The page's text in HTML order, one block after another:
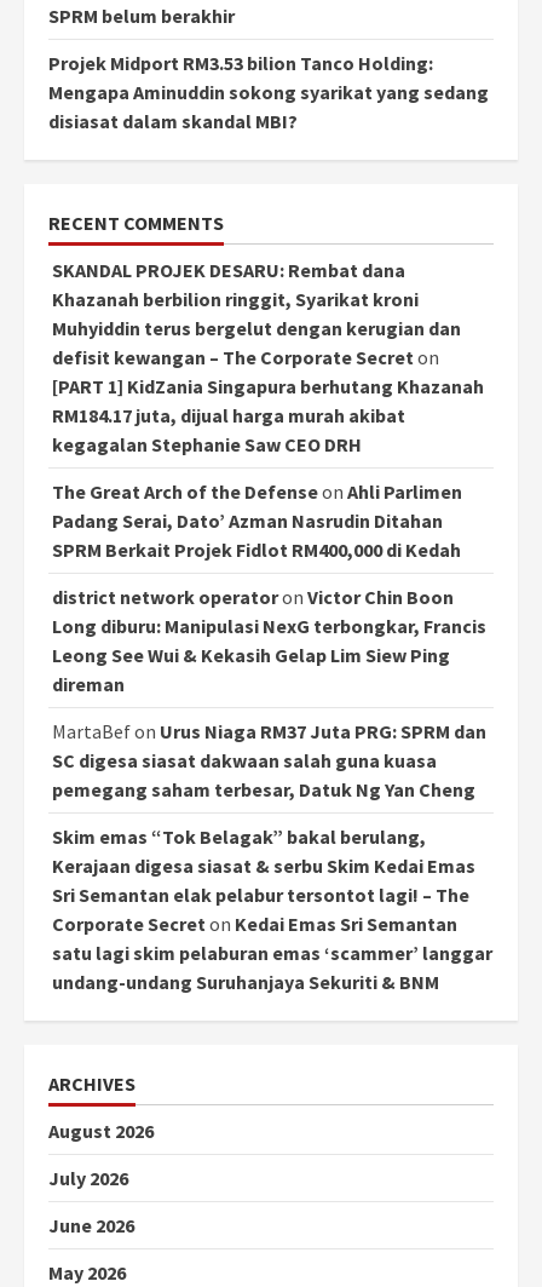
SPRM belum berakhir
Projek Midport RM3.53 bilion Tanco Holding:
Mengapa Aminuddin sokong syarikat yang sedang
disiasat dalam skandal MBI?
RECENT COMMENTS
SKANDAL PROJEK DESARU: Rembat dana
Khazanah berbilion ringgit, Syarikat kroni
Muhyiddin terus bergelut dengan kerugian dan
defisit kewangan – The Corporate Secreton
[PART 1] KidZania Singapura berhutang Khazanah
RM184.17 juta, dijual harga murah akibat
kegagalan Stephanie Saw CEO DRH
The Great Arch of the Defenseon Ahli Parlimen
Padang Serai, Dato’ Azman Nasrudin Ditahan
SPRM Berkait Projek Fidlot RM400,000 di Kedah
district network operatoron Victor Chin Boon
Long diburu: Manipulasi NexG terbongkar, Francis
Leong See Wui & Kekasih Gelap Lim Siew Ping
direman
MartaBefon Urus Niaga RM37 Juta PRG: SPRM dan
SC digesa siasat dakwaan salah guna kuasa
pemegang saham terbesar, Datuk Ng Yan Cheng
Skim emas “Tok Belagak” bakal berulang,
Kerajaan digesa siasat & serbu Skim Kedai Emas
Sri Semantan elak pelabur tersontot lagi! – The
Corporate Secreton Kedai Emas Sri Semantan
satu lagi skim pelaburan emas ‘scammer’ langgar
undang-undang Suruhanjaya Sekuriti & BNM
ARCHIVES
August 2026
July 2026
June 2026
May 2026